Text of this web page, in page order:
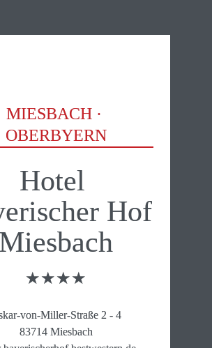
MIESBACH ·
OBERBYERN
Hotel
Hof
Miesbach
★★★★
von-Miller-Straße 2 - 4
83714 Miesbach